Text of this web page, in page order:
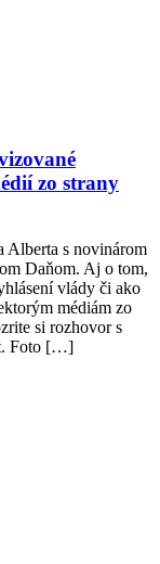
zo strany
Alberta s novinárom
Daňom. Aj o tom,
vlády či ako
médiám zo
si rozhovor s
Foto […]